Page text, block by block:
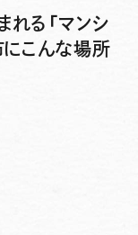
る「マンシ
にこんな場所